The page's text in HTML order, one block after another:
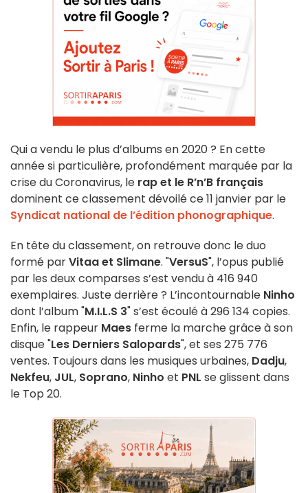
Qui a vendu le plus d’albums en 2020 ? En cette
année si particulière, profondément marquée par la
crise du Coronavirus, le rap et le R’n’B français
dominent ce classement dévoilé ce 11 janvier par le
Syndicat national de l’édition phonographique.
En tête du classement, on retrouve donc le duo
formé parVitaa et Slimane. "VersuS", l’opus publié
par les deux comparses s’est vendu à 416 940
exemplaires. Juste derrière ? L’incontournable Ninho
dont l’album "M.I.L.S 3" s’est écoulé à 296 134 copies.
Enfin, le rappeur Maes ferme la marche grâce à son
disque "Les Derniers Salopards", et ses 275 776
ventes. Toujours dans les musiques urbaines, Dadju,
Nekfeu, JUL, Soprano, Ninho et PNL se glissent dans
le Top 20.